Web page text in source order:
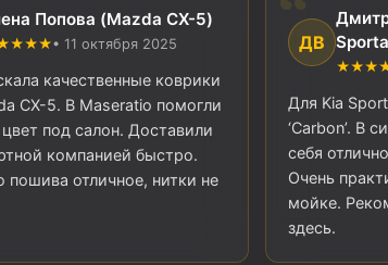
Попова (Mazda CX-5)
• 11 октября 2025
качественные коврики
CX-5. В Maseratio помогли
под салон. Доставили
компанией быстро.
пошива отличное, нитки не
ДВ
Для Kia
‘Carbon’. В
себя
Очень
мойке.
здесь.